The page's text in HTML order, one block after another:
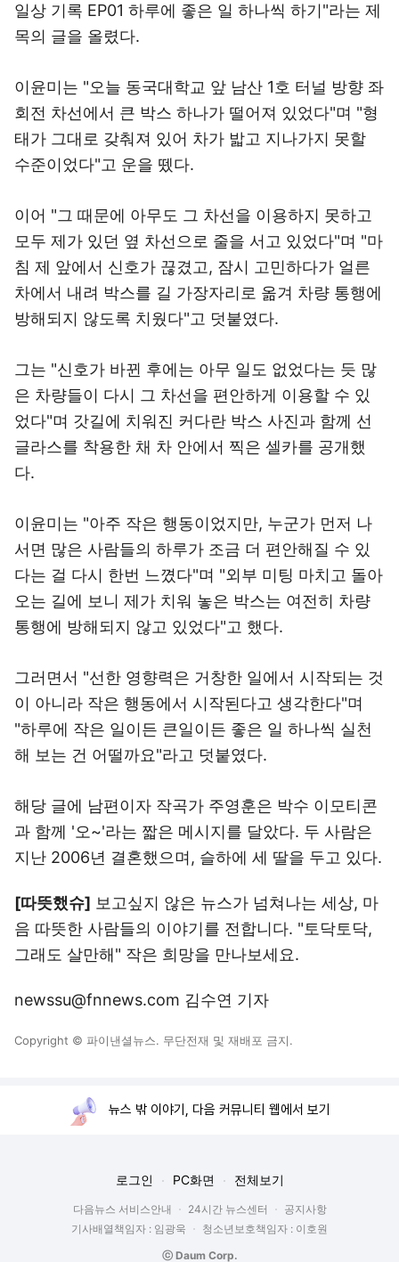
일상 기록 EP01 하루에 좋은 일 하나씩 하기"라는 제
목의 글을 올렸다.
이윤미는 "오늘 동국대학교 앞 남산 1호 터널 방향 좌
회전 차선에서 큰 박스 하나가 떨어져 있었다"며 "형
태가 그대로 갖춰져 있어 차가 밟고 지나가지 못할
수준이었다"고 운을 뗐다.
이어 "그 때문에 아무도 그 차선을 이용하지 못하고
모두 제가 있던 옆 차선으로 줄을 서고 있었다"며 "마
침 제 앞에서 신호가 끊겼고, 잠시 고민하다가 얼른
차에서 내려 박스를 길 가장자리로 옮겨 차량 통행에
방해되지 않도록 치웠다"고 덧붙였다.
그는 "신호가 바뀐 후에는 아무 일도 없었다는 듯 많
은 차량들이 다시 그 차선을 편안하게 이용할 수 있
었다"며 갓길에 치워진 커다란 박스 사진과 함께 선
글라스를 착용한 채 차 안에서 찍은 셀카를 공개했
다.
이윤미는 "아주 작은 행동이었지만, 누군가 먼저 나
서면 많은 사람들의 하루가 조금 더 편안해질 수 있
다는 걸 다시 한번 느꼈다"며 "외부 미팅 마치고 돌아
오는 길에 보니 제가 치워 놓은 박스는 여전히 차량
통행에 방해되지 않고 있었다"고 했다.
그러면서 "선한 영향력은 거창한 일에서 시작되는 것
이 아니라 작은 행동에서 시작된다고 생각한다"며
"하루에 작은 일이든 큰일이든 좋은 일 하나씩 실천
해 보는 건 어떨까요"라고 덧붙였다.
해당 글에 남편이자 작곡가 주영훈은 박수 이모티콘
과 함께 '오~'라는 짧은 메시지를 달았다. 두 사람은
지난 2006년 결혼했으며, 슬하에 세 딸을 두고 있다.
[따뜻했슈] 보고싶지 않은 뉴스가 넘쳐나는 세상, 마
음 따뜻한 사람들의 이야기를 전합니다. "토닥토닥,
그래도 살만해" 작은 희망을 만나보세요.
newssu@fnnews.com 김수연 기자
Copyright © 파이낸셜뉴스. 무단전재 및 재배포 금지.
뉴스 밖 이야기, 다음 커뮤니티 웹에서 보기
로그인 PC화면 전체보기
다음뉴스 서비스안내 24시간 뉴스센터
공지사항
기사배열책임자 : 임광욱
청소년보호책임자 : 이호원
ⓒ Daum Corp.